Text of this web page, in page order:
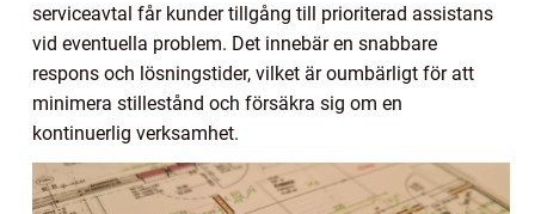
serviceavtal får kunder tillgång till prioriterad assistans
vid eventuella problem. Det innebär en snabbare
respons och lösningstider, vilket är oumbärligt för att
minimera stillestånd och försäkra sig om en
kontinuerlig verksamhet.